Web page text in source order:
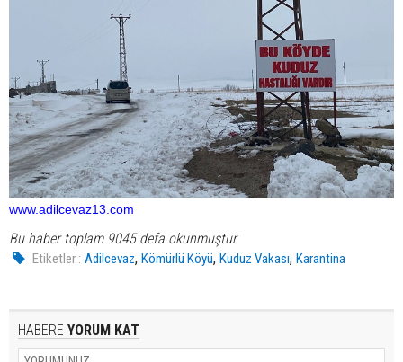
www.adilcevaz13.com
Bu haber toplam 9045 defa okunmuştur
Etiketler : Adilcevaz,Kömürlü Köyü,Kuduz Vakası,Karantina
HABERE YORUM KAT